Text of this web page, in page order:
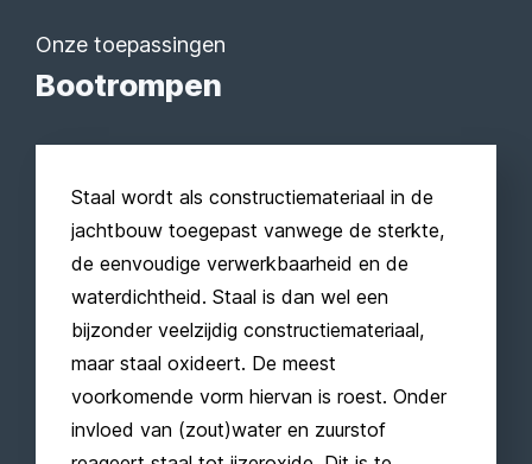
Onze toepassingen
Bootrompen
Staal wordt als constructiemateriaal in de
jachtbouw toegepast vanwege de sterkte,
de eenvoudige verwerkbaarheid en de
waterdichtheid. Staal is dan wel een
bijzonder veelzijdig constructiemateriaal,
maar staal oxideert. De meest
voorkomende vorm hiervan is roest. Onder
invloed van (zout)water en zuurstof